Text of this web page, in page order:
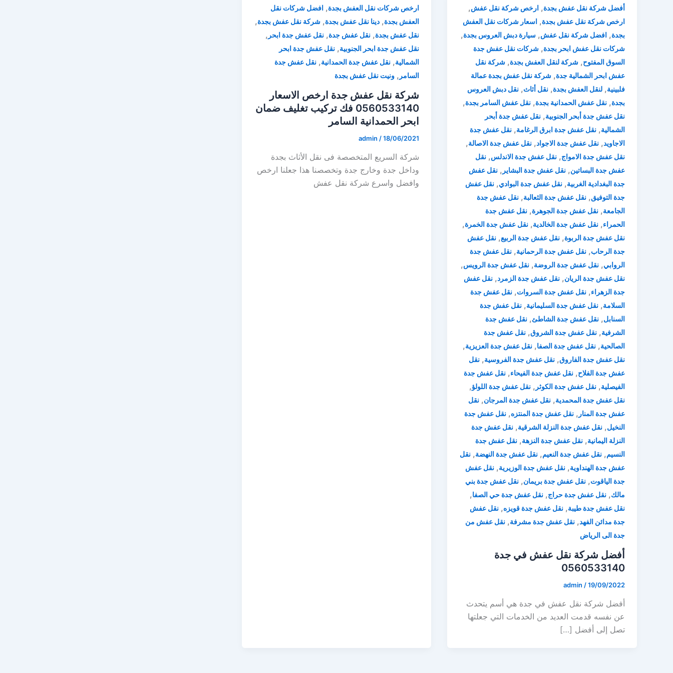
أفضل شركة نقل عفش بجدة, ارخص شركة نقل عفش,
ارخص شركة نقل عفش بجدة, اسعار شركات نقل العفش
بجدة, افضل شركة نقل عفش, سيارة دبش العروس بجدة,
شركات نقل عفش ابحر بجدة, شركات نقل عفش جدة
السوق المفتوح, شركة لنقل العفش بجدة, شركة نقل
عفش ابحر الشمالية جدة, شركة نقل عفش بجدة عمالة
فلبينية, لنقل العفش بجدة, نقل أثاث, نقل دبش العروس
بجدة, نقل عفش الحمدانية بجدة, نقل عفش السامر بجدة,
نقل عفش جدة أبحر الجنوبية, نقل عفش جدة أبحر
الشمالية, نقل عفش جدة ابرق الرغامة, نقل عفش جدة
الاجاويد, نقل عفش جدة الاجواد, نقل عفش جدة الاصالة,
نقل عفش جدة الامواج, نقل عفش جدة الاندلس, نقل
عفش جدة البساتين, نقل عفش جدة البشاير , نقل عفش
جدة البغدادية الغربية, نقل عفش جدة البوادي, نقل عفش
جدة التوفيق, نقل عفش جدة الثعالبة, نقل عفش جدة
الجامعة, نقل عفش جدة الجوهرة, نقل عفش جدة
الحمراء, نقل عفش جدة الخالدية, نقل عفش جدة الخمرة,
نقل عفش جدة الربوة, نقل عفش جدة الربيع, نقل عفش
جدة الرحاب, نقل عفش جدة الرحمانية, نقل عفش جدة
الروابي, نقل عفش جدة الروضة, نقل عفش جدة الرويس,
نقل عفش جدة الريان, نقل عفش جدة الزمرد, نقل عفش
جدة الزهراء, نقل عفش جدة السروات, نقل عفش جدة
السلامة, نقل عفش جدة السليمانية, نقل عفش جدة
السنابل, نقل عفش جدة الشاطئ, نقل عفش جدة
الشرفية, نقل عفش جدة الشروق, نقل عفش جدة
الصالحية, نقل عفش جدة الصفا, نقل عفش جدة العزيزية,
نقل عفش جدة الفاروق, نقل عفش جدة الفروسية, نقل
عفش جدة الفلاح, نقل عفش جدة الفيحاء, نقل عفش جدة
الفيصلية, نقل عفش جدة الكوثر , نقل عفش جدة اللولؤ,
نقل عفش جدة المحمدية, نقل عفش جدة المرجان, نقل
عفش جدة المنار , نقل عفش جدة المنتزه, نقل عفش جدة
النخيل, نقل عفش جدة النزلة الشرقية, نقل عفش جدة
النزلة اليمانية, نقل عفش جدة النزهة, نقل عفش جدة
النسيم, نقل عفش جدة النعيم, نقل عفش جدة النهضة, نقل
عفش جدة الهنداوية, نقل عفش جدة الوزيرية, نقل عفش
جدة الياقوت, نقل عفش جدة بريمان, نقل عفش جدة بني
مالك, نقل عفش جدة حراج, نقل عفش جدة حي الصفا,
نقل عفش جدة طيبة, نقل عفش جدة قويزه, نقل عفش
جدة مدائن الفهد, نقل عفش جدة مشرفة, نقل عفش من
جدة الى الرياض
أفضل شركة نقل عفش في جدة
0560533140
admin /19/09/2022
أفضل شركة نقل عفش في جدة هي أسم يتحدث
عن نفسه قدمت العديد من الخدمات التي جعلتها
تصل إلى أفضل […]
ارخص شركات نقل العفش بجدة, افضل شركات نقل
العفش بجدة, دينا نقل عفش بجدة, شركة نقل عفش بجدة,
نقل عفش بجدة, نقل عفش جدة, نقل عفش جدة ابحر ,
نقل عفش جدة ابحر الجنوبية, نقل عفش جدة ابحر
الشمالية, نقل عفش جدة الحمدانية, نقل عفش جدة
السامر , ونيت نقل عفش بجدة
شركة نقل عفش جدة ارخص الاسعار
0560533140 فك تركيب تغليف ضمان
ابحر الحمدانية السامر
admin /18/06/2021
شركة السريع المتخصصة فى نقل الأثاث بجدة
وداخل جدة وخارج جدة وتخصصنا هذا جعلنا ارخص
وافضل واسرع شركة نقل عفش